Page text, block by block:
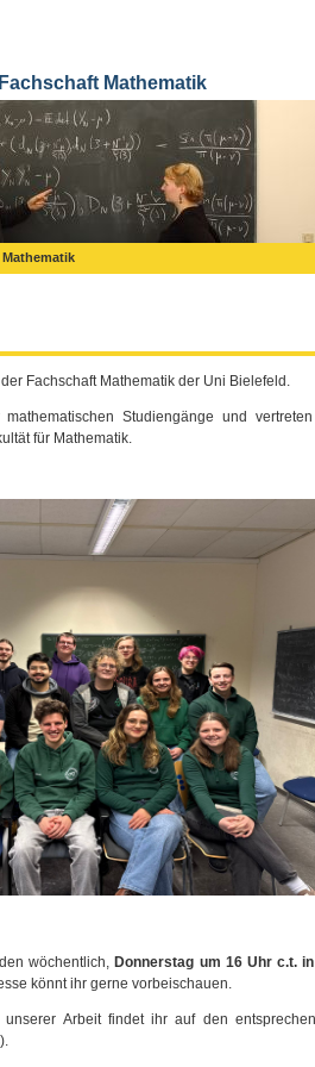
Fachschaft Mathematik
Fachschaft Mathematik der Uni Bielefeld.
Studiengänge und
für Mathematik.
wöchentlich, Donnerstag um 16 Uhr c.t.
könnt ihr gerne vorbeischauen.
Arbeit findet ihr auf den